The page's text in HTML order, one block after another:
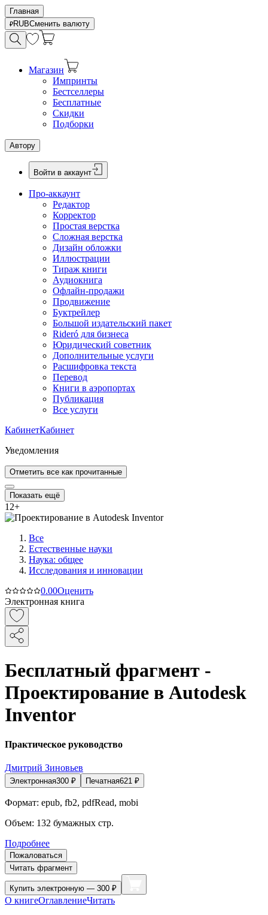
Главная
RUBСменить валюту
Магазин
Импринты
Бестселлеры
Бесплатные
Скидки
Подборки
Автору
Войти в аккаунт
Про-аккаунт
Редактор
Корректор
Простая верстка
Сложная верстка
Дизайн обложки
Иллюстрации
Тираж книги
Аудиокнига
Офлайн-продажи
Продвижение
Буктрейлер
Большой издательский пакет
Rideró для бизнеса
Юридический советник
Дополнительные услуги
Расшифровка текста
Перевод
Книги в аэропортах
Публикация
Все услуги
КабинетКабинет
Уведомления
Отметить все как прочитанные
Показать ещё
12+
Все
Естественные науки
Наука: общее
Исследования и инновации
0.00Оценить
Электронная книга
Бесплатный фрагмент -
Проектирование в Autodesk
Inventor
Практическое руководство
Дмитрий Зиновьев
Электронная300 ₽ Печатная621 ₽
Формат: epub, fb2, pdfRead, mobi
Объем: 132 бумажных стр.
Подробнее
Пожаловаться
Читать фрагмент
Купить электронную — 300 ₽
О книгеОглавлениеЧитать